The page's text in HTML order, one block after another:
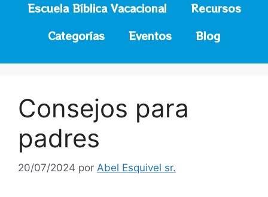
Escuela Bíblica Vacacional
Recursos
Categorías
Eventos Blog
Consejos para
padres
20/07/2024 por Abel Esquivel sr.